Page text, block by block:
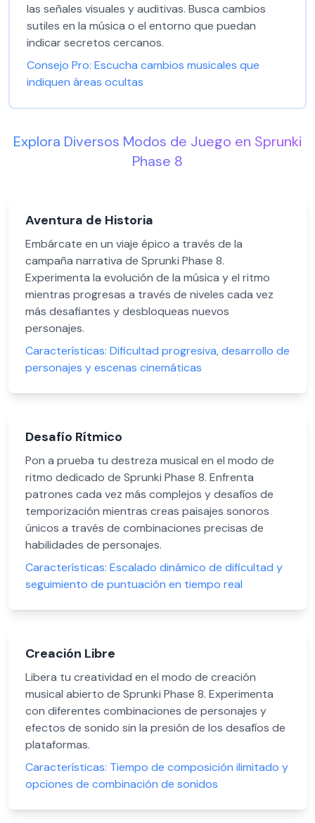
las señales visuales y auditivas. Busca cambios
sutiles en la música o el entorno que puedan
indicar secretos cercanos.
Consejo Pro: Escucha cambios musicales que
indiquen áreas ocultas
Explora Diversos Modos de Juego en Sprunki
Phase 8
Aventura de Historia
Embárcate en un viaje épico a través de la
campaña narrativa de Sprunki Phase 8.
Experimenta la evolución de la música y el ritmo
mientras progresas a través de niveles cada vez
más desafiantes y desbloqueas nuevos
personajes.
Características: Dificultad progresiva, desarrollo de
personajes y escenas cinemáticas
Desafío Rítmico
Pon a prueba tu destreza musical en el modo de
ritmo dedicado de Sprunki Phase 8. Enfrenta
patrones cada vez más complejos y desafíos de
temporización mientras creas paisajes sonoros
únicos a través de combinaciones precisas de
habilidades de personajes.
Características: Escalado dinámico de dificultad y
seguimiento de puntuación en tiempo real
Creación Libre
Libera tu creatividad en el modo de creación
musical abierto de Sprunki Phase 8. Experimenta
con diferentes combinaciones de personajes y
efectos de sonido sin la presión de los desafíos de
plataformas.
Características: Tiempo de composición ilimitado y
opciones de combinación de sonidos